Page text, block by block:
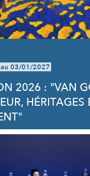
03/01/2027
2026 : "VAN
HÉRITAGES